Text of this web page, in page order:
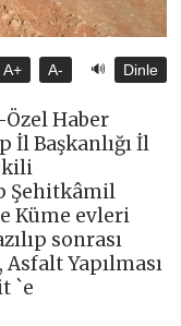
A+ A- 🔊 Dinle
Haber
İl Başkanlığı İl
Şehitkâmil
Küme evleri
sonrası
Yapılması
`e